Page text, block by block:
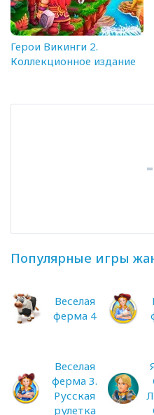
Герои Викинги 2.
Коллекционное издание
Популярные игры
Веселая
ферма 4
Веселая
ферма 3.
Русская
рулетка